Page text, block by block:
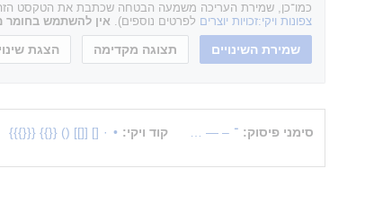
כמו־כן, שמירת העריכה משמעה הבטחה שכתבת את הטקסט הזה
צפונות ויקי:זכויות יוצרים לפרטים נוספים). אין להשתמש בחומר
סימני פיסוק: ־ –
— קוד ויקי: •
·
[]
[[]]
()
{{}}
{{{}}}